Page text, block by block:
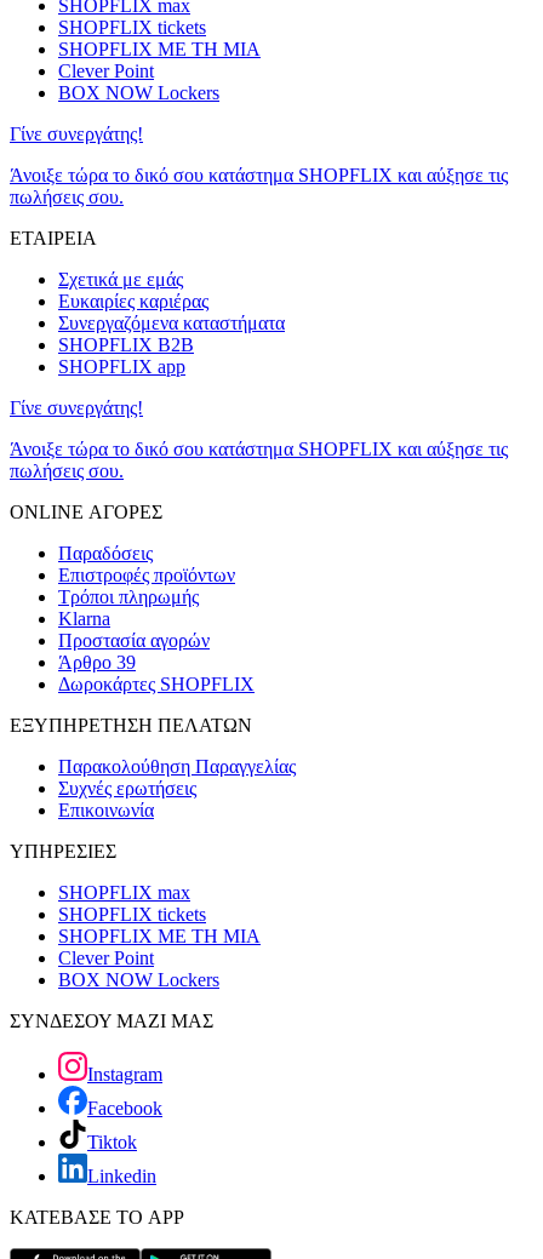
SHOPFLIX max
SHOPFLIX tickets
SHOPFLIX ΜΕ ΤΗ ΜΙΑ
Clever Point
BOX NOW Lockers
Γίνε συνεργάτης!
Άνοιξε τώρα το δικό σου κατάστημα SHOPFLIX και αύξησε τις
πωλήσεις σου.
ΕΤΑΙΡΕΙΑ
Σχετικά με εμάς
Ευκαιρίες καριέρας
Συνεργαζόμενα καταστήματα
SHOPFLIX B2B
SHOPFLIX app
Γίνε συνεργάτης!
Άνοιξε τώρα το δικό σου κατάστημα SHOPFLIX και αύξησε τις
πωλήσεις σου.
ONLINE ΑΓΟΡΕΣ
Παραδόσεις
Επιστροφές προϊόντων
Τρόποι πληρωμής
Klarna
Προστασία αγορών
Άρθρο 39
Δωροκάρτες SHOPFLIX
ΕΞΥΠΗΡΕΤΗΣΗ ΠΕΛΑΤΩΝ
Παρακολούθηση Παραγγελίας
Συχνές ερωτήσεις
Επικοινωνία
ΥΠΗΡΕΣΙΕΣ
SHOPFLIX max
SHOPFLIX tickets
SHOPFLIX ΜΕ ΤΗ ΜΙΑ
Clever Point
BOX NOW Lockers
ΣΥΝΔΕΣΟΥ ΜΑΖΙ ΜΑΣ
Instagram
Facebook
Tiktok
Linkedin
ΚΑΤΕΒΑΣΕ ΤΟ APP